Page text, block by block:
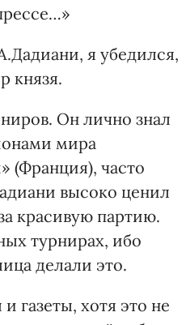
я убедился,
князя.
Он лично знал
мира
(Франция), часто
высоко ценил
красивую партию.
турнирах, ибо
делали это.
газеты, хотя это не